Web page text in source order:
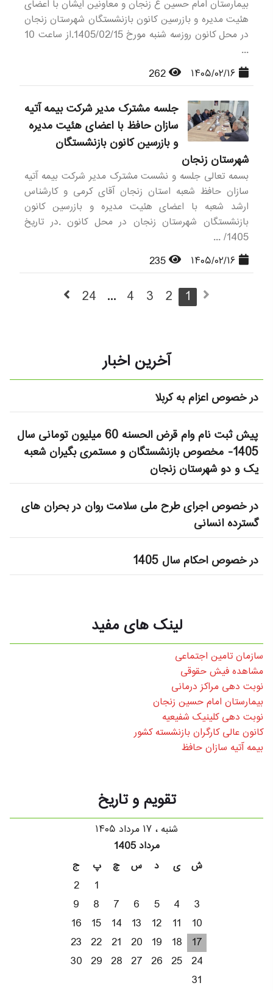
بیمارستان امام حسین ع زنجان و معاونین ایشان با اعضای
هئیت مدیره و بازرسین کانون بازنشستگان شهرستان زنجان
در محل کانون روزسه شنبه مورخ 1405/02/15.از ساعت 10
...
جلسه مشترک مدیر شرکت بیمه آتیه
سازان حافظ با اعضای هئیت مدیره
و بازرسین کانون بازنشستگان
شهرستان زنجان
بسمه تعالی جلسه و نشست مشترک مدیر شرکت بیمه آتیه
سازان حافظ شعبه استان زنجان آقای کرمی و کارشناس
ارشد شعبه با اعضای هئیت مدیره و بازرسین کانون
بازنشستگان شهرستان زنجان در محل کانون .در تاریخ
1405/ ...
1
2
3
4
...
24
آخرین اخبار
در خصوص اعزام به کربلا
پیش ثبت نام وام قرض الحسنه 60 میلیون تومانی سال
1405- مخصوص بازنشستگان و مستمری بگیران شعبه
یک و دو شهرستان زنجان
در خصوص اجرای طرح ملی سلامت روان در بحران های
گسترده انسانی
در خصوص احکام سال 1405
لینک های مفید
سازمان تامین اجتماعی
مشاهده فیش حقوقی
نوبت دهی مراکز درمانی
بیمارستان امام حسین زنجان
نوبت دهی کلینیک شفیعیه
کانون عالی کارگران بازنشسته کشور
بیمه آتیه سازان حافظ
تقویم و تاریخ
شنبه ، ۱۷ مرداد ۱۴۰۵
مرداد 1405
ج
پ چ س د ی
ش
2
1
9
8 7 6 5 4
3
16
15 14 13 12 11
10
23 22 21 20 19 18
17
30 29 28 27 26 25 24
31